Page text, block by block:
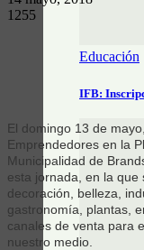
Educación
IFB:
1255
El domingo 13 de
Emprendedores en la
Municipalidad de
esta jornada, en la
decoración, belleza,
gastronomía, plantas,
canales de venta para
nuestro medio.